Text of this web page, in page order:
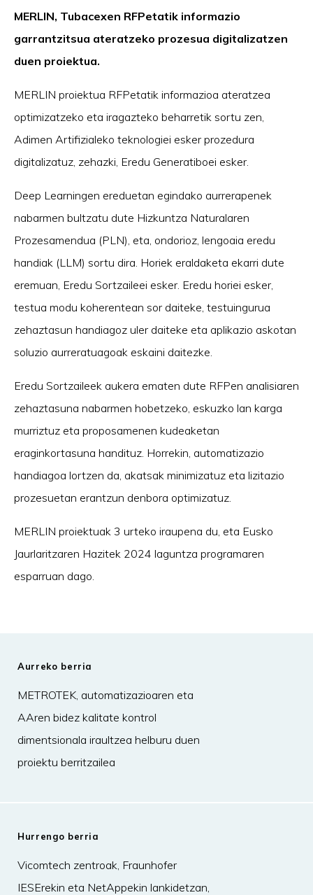
MERLIN, Tubacexen RFPetatik informazio
garrantzitsua ateratzeko prozesua digitalizatzen
duen proiektua.
MERLIN proiektua RFPetatik informazioa ateratzea
optimizatzeko eta iragazteko beharretik sortu zen,
Adimen Artifizialeko teknologiei esker prozedura
digitalizatuz, zehazki, Eredu Generatiboei esker.
Deep Learningen ereduetan egindako aurrerapenek
nabarmen bultzatu dute Hizkuntza Naturalaren
Prozesamendua (PLN), eta, ondorioz, lengoaia eredu
handiak (LLM) sortu dira. Horiek eraldaketa ekarri dute
eremuan, Eredu Sortzaileei esker. Eredu horiei esker,
testua modu koherentean sor daiteke, testuingurua
zehaztasun handiagoz uler daiteke eta aplikazio askotan
soluzio aurreratuagoak eskaini daitezke.
Eredu Sortzaileek aukera ematen dute RFPen analisiaren
zehaztasuna nabarmen hobetzeko, eskuzko lan karga
murriztuz eta proposamenen kudeaketan
eraginkortasuna handituz. Horrekin, automatizazio
handiagoa lortzen da, akatsak minimizatuz eta lizitazio
prozesuetan erantzun denbora optimizatuz.
MERLIN proiektuak 3 urteko iraupena du, eta Eusko
Jaurlaritzaren Hazitek 2024 laguntza programaren
esparruan dago.
Aurreko berria
METROTEK, automatizazioaren eta
AAren bidez kalitate kontrol
dimentsionala iraultzea helburu duen
proiektu berritzailea
Hurrengo berria
Vicomtech zentroak, Fraunhofer
IESErekin eta NetAppekin lankidetzan,